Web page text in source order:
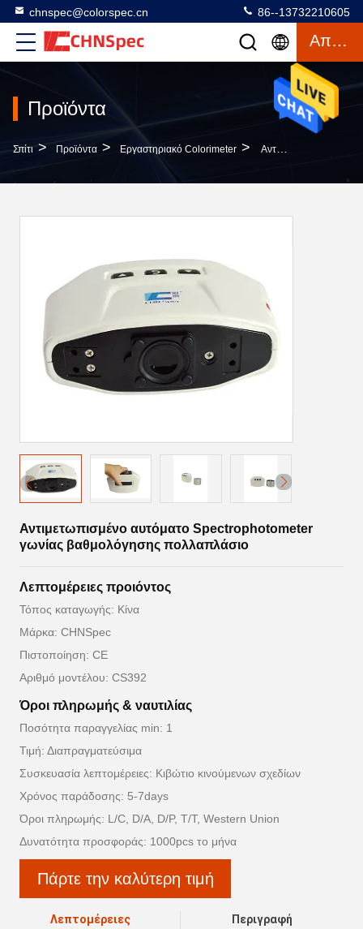
chnspec@colorspec.cn 86--13732210605
Απόσπασμα
Προϊόντα
Σπίτι > Προϊόντα > Εργαστηριακό Colorimeter > Αντιμετωπισμένο Αυτόματο Spectrophotometer Γωνίας Βαθμολόγησης Πολλαπλάσιο
Αντιμετωπισμένο αυτόματο Spectrophotometer
γωνίας βαθμολόγησης πολλαπλάσιο
Λεπτομέρειες προιόντος
Τόπος καταγωγής: Κίνα
Μάρκα: CHNSpec
Πιστοποίηση: CE
Αριθμό μοντέλου: CS392
Όροι πληρωμής & ναυτιλίας
Ποσότητα παραγγελίας min: 1
Τιμή: Διαπραγματεύσιμα
Συσκευασία λεπτομέρειες: Κιβώτιο κινούμενων σχεδίων
Χρόνος παράδοσης: 5-7days
Όροι πληρωμής: L/C, D/A, D/P, T/T, Western Union
Δυνατότητα προσφοράς: 1000pcs το μήνα
Πάρτε την καλύτερη τιμή
Λεπτομέρειες
Περιγραφή